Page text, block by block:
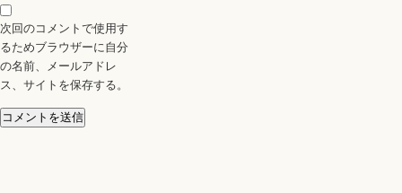
次回のコメントで使用す
るためブラウザーに自分
の名前、メールアドレ
ス、サイトを保存する。